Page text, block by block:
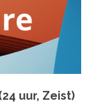
uur, Zeist)